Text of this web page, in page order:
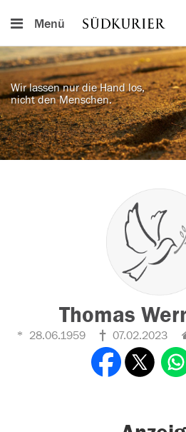
Menü
Wir lassen nur die Hand los,
nicht den Menschen.
Thomas
28.06.1959 07.02.2023